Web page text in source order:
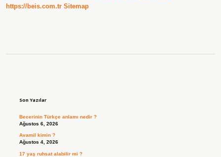
https://beis.com.tr Sitemap
Son Yazılar
Becerinin Türkçe anlamı nedir ?
Ağustos 6, 2026
Avamil kimin ?
Ağustos 4, 2026
17 yaş ruhsat alabilir mi ?